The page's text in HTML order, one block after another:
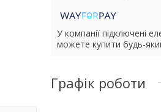
У компанії підключені
можете купити будь-
Графік роботи